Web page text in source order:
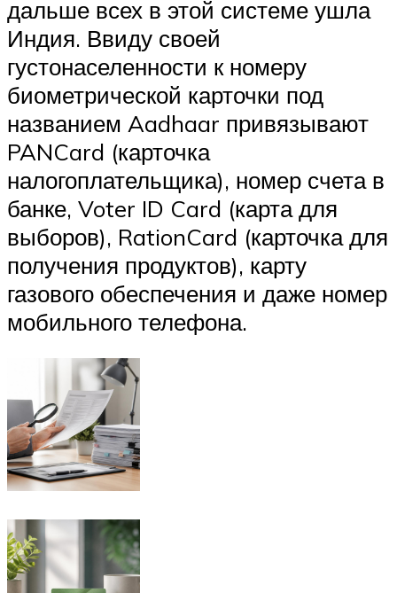
дальше всех в этой системе ушла
Индия. Ввиду своей
густонаселенности к номеру
биометрической карточки под
названием Aadhaar привязывают
PANCard (карточка
налогоплательщика), номер счета в
банке, Voter ID Card (карта для
выборов), RationCard (карточка для
получения продуктов), карту
газового обеспечения и даже номер
мобильного телефона.